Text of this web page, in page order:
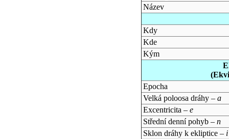
Název
Kdy
Kde
Kým
Epocha
Velká poloosa dráhy – a
Excentricita – e
Střední denní pohyb – n
Sklon dráhy k ekliptice – i